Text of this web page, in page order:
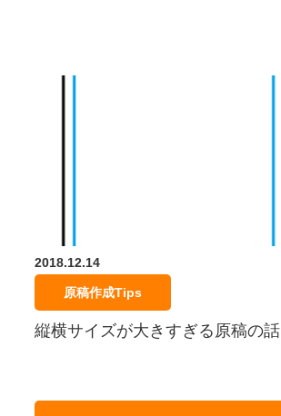
2018.12.14
原稿作成Tips
縦横サイズが大きすぎる原稿の話